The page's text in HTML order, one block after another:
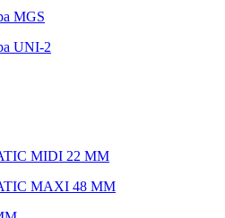
MGS
UNI-2
MIDI 22 ММ
MAXI 48 ММ